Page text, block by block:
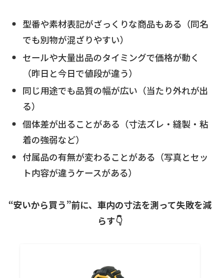
型番や素材表記がざっくりな商品もある（同名
でも別物が混ざりやすい）
セールや大量出品のタイミングで価格が動く
（昨日と今日で値段が違う）
同じ用途でも品質の幅が広い（当たり外れが出
る）
個体差が出ることがある（寸法ズレ・縫製・粘
着の強弱など）
付属品の有無が変わることがある（写真とセッ
ト内容が違うケースがある）
“安いから買う”前に、車内の寸法を測って失敗を減
らす👇